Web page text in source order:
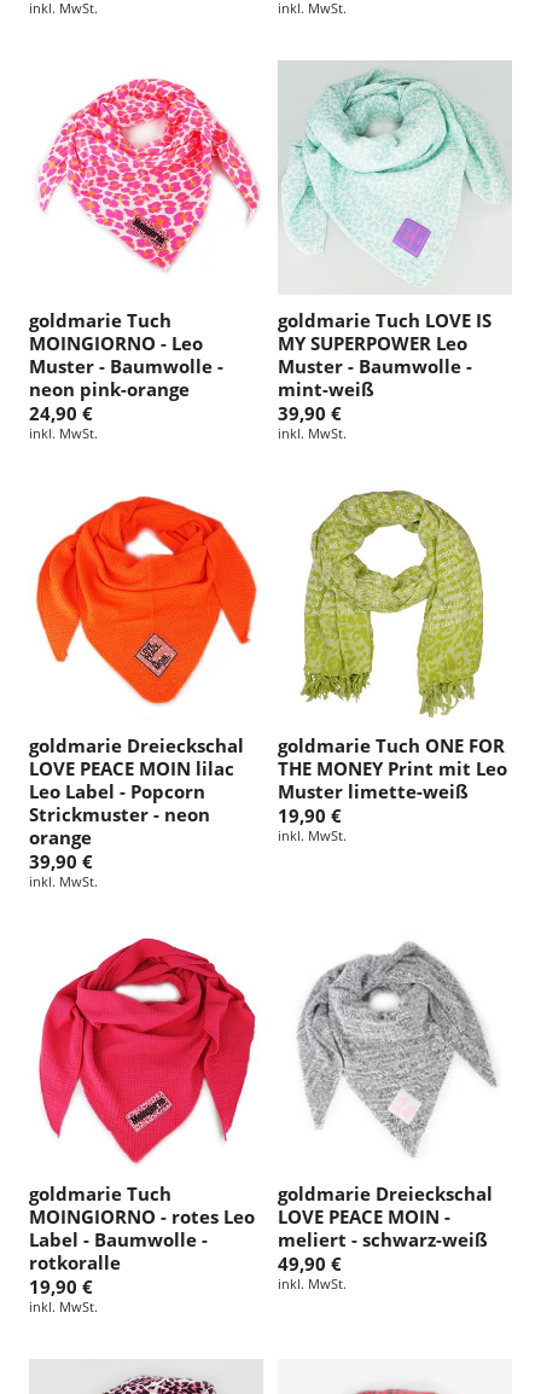
inkl. MwSt. inkl. MwSt.
goldmarie Tuch
MOINGIORNO - Leo
Muster - Baumwolle -
neon pink-orange
24,90 €
inkl. MwSt.
goldmarie Tuch LOVE IS
MY SUPERPOWER Leo
Muster - Baumwolle -
mint-weiß
39,90 €
inkl. MwSt.
goldmarie Dreieckschal
LOVE PEACE MOIN lilac
Leo Label - Popcorn
Strickmuster - neon
orange
39,90 €
inkl. MwSt.
goldmarie Tuch ONE FOR
THE MONEY Print mit Leo
Muster limette-weiß
19,90 €
inkl. MwSt.
goldmarie Tuch
MOINGIORNO - rotes Leo
Label - Baumwolle -
rotkoralle
19,90 €
inkl. MwSt.
goldmarie Dreieckschal
LOVE PEACE MOIN -
meliert - schwarz-weiß
49,90 €
inkl. MwSt.